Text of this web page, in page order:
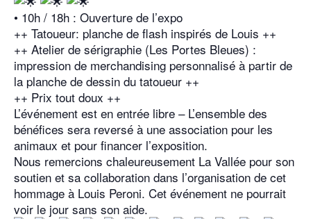
• 10h / 18h : Ouverture de l’expo
++ Tatoueur: planche de flash inspirés de Louis ++
++ Atelier de sérigraphie (Les Portes Bleues) :
impression de merchandising personnalisé à partir de
la planche de dessin du tatoueur ++
++ Prix tout doux ++
L’événement est en entrée libre – L’ensemble des
bénéfices sera reversé à une association pour les
animaux et pour financer l’exposition.
Nous remercions chaleureusement La Vallée pour son
soutien et sa collaboration dans l’organisation de cet
hommage à Louis Peroni. Cet événement ne pourrait
voir le jour sans son aide.